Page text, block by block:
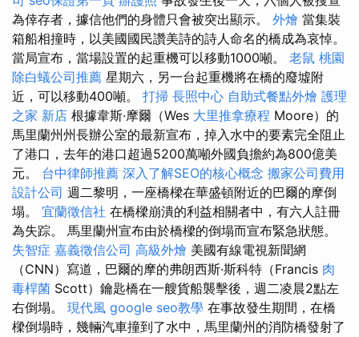
為倖存者，據信他們的身體只會被突出顯示。 外燴 當集裝
箱船相撞時，以美國國民讚美詩的詩人命名的橋成為哀悼。
當局宣布，當場設置的起重機可以移動1000噸。 老鼠 桃園
除白蟻公司推薦 星期六，另一台起重機將在橋的廢墟附
近，可以移動400噸。 打掃 長照中心 自助式餐點外燴 護理
之家 新店 根據韋斯·摩爾（Wes 大里推拿療程 Moore）的
馬里蘭州州長辦公室的最新宣布，掉入水中的要素完全阻止
了港口，去年的港口超過5200萬噸外國負擔約為800億美
元。 台中律師推薦 深入了解SEO的核心概念 搬家公司費用
設計公司 週二黎明，一座橋樑在華盛頓附近的巴爾的摩倒
塌。 宜蘭徵信社 在橋樑崩潰的利益相關者中，有六人註冊
為失踪。 馬里蘭州宣布由於橋樑的倒塌而宣布緊急狀態。
失智症 嘉義徵信公司 高級外燴 美國有線電視新聞網
（CNN）寫道，巴爾的摩的弗朗西斯·斯科特（Francis 肉
毒桿菌 Scott）鑰匙橋在一艘貨船襲擊後，週二凌晨2點左
右倒塌。 現代風 google seo教學 在事故發生期間，在橋
樑倒塌時，幾輛汽車撞到了水中，馬里蘭州的消防橋發射了